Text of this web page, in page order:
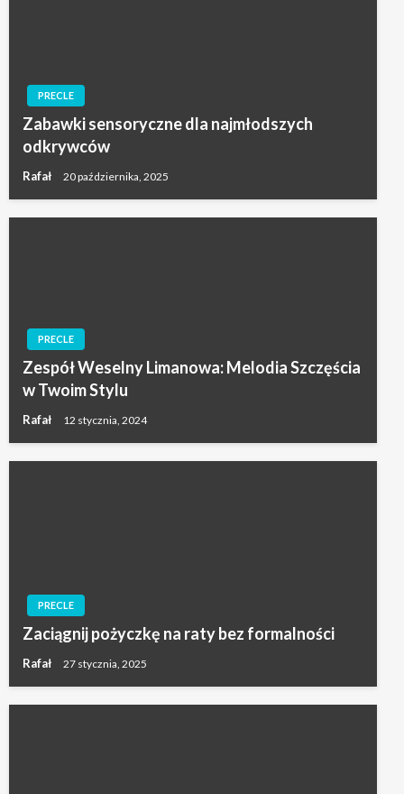
PRECLE
Zabawki sensoryczne dla najmłodszych
odkrywców
Rafał 20 października, 2025
PRECLE
Zespół Weselny Limanowa: Melodia Szczęścia
w Twoim Stylu
Rafał 12 stycznia, 2024
PRECLE
Zaciągnij pożyczkę na raty bez formalności
Rafał 27 stycznia, 2025